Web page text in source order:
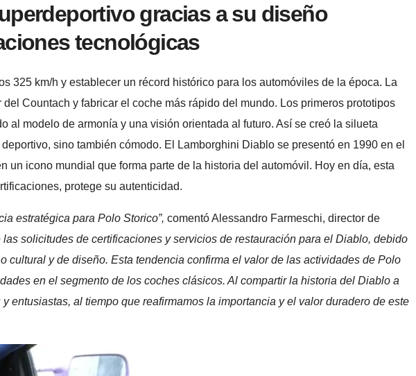
gracias a su diseño
tecnológicas
325 km/h y establecer un récord histórico para los automóviles de la época. La
Countach y fabricar el coche más rápido del mundo. Los primeros prototipos
modelo de armonía y una visión orientada al futuro. Así se creó la silueta
sino también cómodo. El Lamborghini Diablo se presentó en 1990 en el
icono mundial que forma parte de la historia del automóvil. Hoy en día, esta
protege su autenticidad.
estratégica para Polo Storico”, comentó Alessandro Farmeschi, director de
solicitudes de certificaciones y servicios de restauración para el Diablo, debido
y de diseño. Esta tendencia confirma el valor de las actividades de Polo
en el segmento de los coches clásicos. Al compartir la historia del Diablo a
entusiastas, al tiempo que reafirmamos la importancia y el valor duradero de este